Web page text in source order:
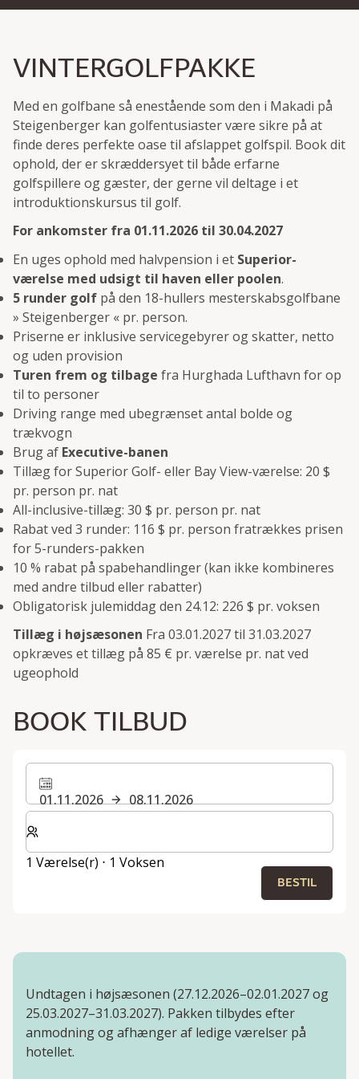
VINTERGOLFPAKKE
Med en golfbane så enestående som den i Makadi på
Steigenberger kan golfentusiaster være sikre på at
finde deres perfekte oase til afslappet golfspil. Book dit
ophold, der er skræddersyet til både erfarne
golfspillere og gæster, der gerne vil deltage i et
introduktionskursus til golf.
For ankomster fra 01.11.2026 til 30.04.2027
En uges ophold med halvpension i et Superior-
værelse med udsigt til haven eller poolen.
5 runder golf på den 18-hullers mesterskabsgolfbane
» Steigenberger « pr. person.
Priserne er inklusive servicegebyrer og skatter, netto
og uden provision
Turen frem og tilbage fra Hurghada Lufthavn for op
til to personer
Driving range med ubegrænset antal bolde og
trækvogn
Brug af Executive-banen
Tillæg for Superior Golf- eller Bay View-værelse: 20 $
pr. person pr. nat
All-inclusive-tillæg: 30 $ pr. person pr. nat
Rabat ved 3 runder: 116 $ pr. person fratrækkes prisen
for 5-runders-pakken
10 % rabat på spabehandlinger (kan ikke kombineres
med andre tilbud eller rabatter)
Obligatorisk julemiddag den 24.12: 226 $ pr. voksen
Tillæg i højsæsonen Fra 03.01.2027 til 31.03.2027
opkræves et tillæg på 85 € pr. værelse pr. nat ved
ugeophold
BOOK TILBUD
01.11.2026
08.11.2026
Vælg antal værelser og gæster til dit ophold
1 Værelse(r) ⋅ 1 Voksen
BESTIL
Undtagen i højsæsonen (27.12.2026–02.01.2027 og
25.03.2027–31.03.2027). Pakken tilbydes efter
anmodning og afhænger af ledige værelser på
hotellet.